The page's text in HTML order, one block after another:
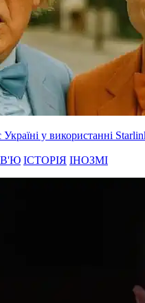
у використанні
ІСТОРІЯ ІНОЗМІ